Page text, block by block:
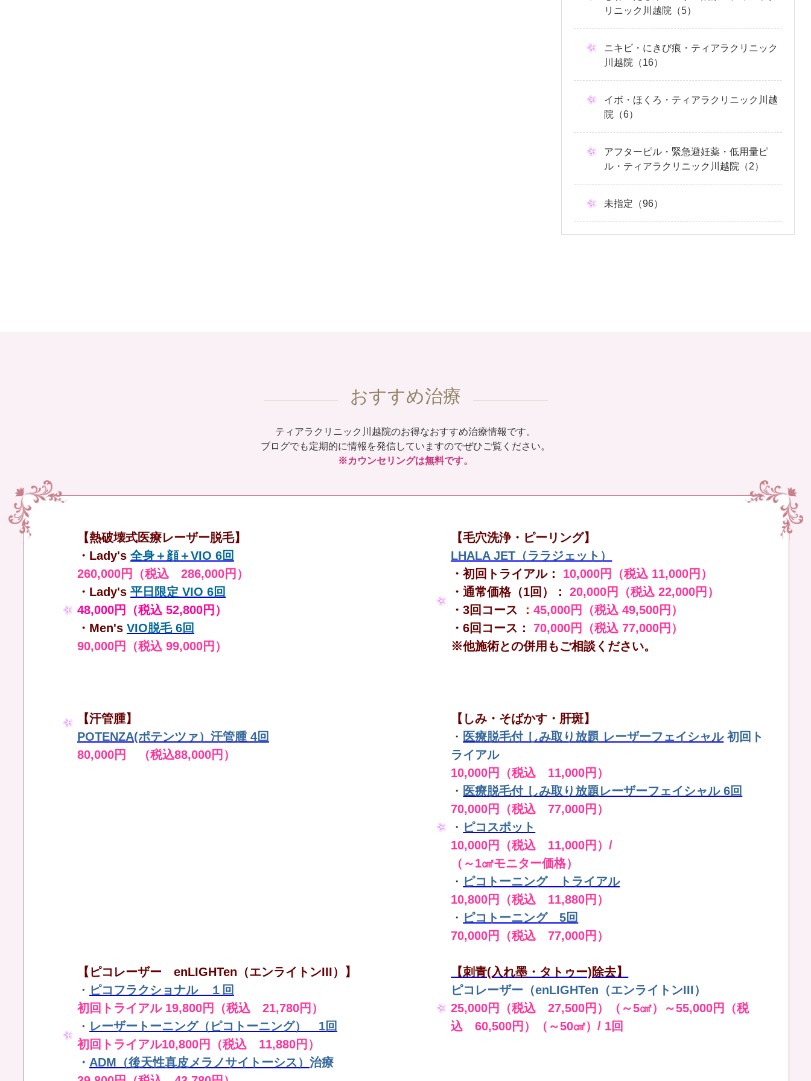
リニック川越院（5）
ニキビ・にきび痕・ティアラクリニック
川越院（16）
イボ・ほくろ・ティアラクリニック川越
院（6）
アフターピル・緊急避妊薬・低用量ピ
ル・ティアラクリニック川越院（2）
未指定（96）
おすすめ治療
ティアラクリニック川越院のお得なおすすめ治療情報です。
ブログでも定期的に情報を発信していますのでぜひご覧ください。
※カウンセリングは無料です。
【熱破壊式医療レーザー脱毛】
・Lady's 全身＋顔＋VIO 6回
260,000円（税込 286,000円）
・Lady's 平日限定 VIO 6回
48,000円（税込 52,800円）
・Men's VIO脱毛 6回
90,000円（税込 99,000円）
【毛穴洗浄・ピーリング】
LHALA JET（ララジェット）
・初回トライアル： 10,000円（税込 11,000円）
・通常価格（1回）：
20,000円（税込 22,000円）
・3回コース ：45,000円（税込 49,500円）
・6回コース：
70,000円（税込 77,000円）
※他施術との併用もご相談ください。
【汗管腫】
POTENZA(ポテンツァ）汗管腫 4回
80,000円 （税込88,000円）
【しみ・そばかす・肝斑】
・ 医療脱毛付 しみ取り放題 レーザーフェイシャル 初回ト
ライアル
10,000円（税込 11,000円）
・ 医療脱毛付 しみ取り放題レーザーフェイシャル 6回
70,000円（税込 77,000円）
・ ピコスポット
10,000円（税込 11,000円）/
（～1㎠モニター価格）
・ ピコトーニング トライアル
10,800円（税込 11,880円）
・ ピコトーニング 5回
70,000円（税込 77,000円）
【ピコレーザー enLIGHTen（エンライトンIII）】
・ ピコフラクショナル １回
初回トライアル 19,800円（税込 21,780円）
・ レーザートーニング（ピコトーニング） 1回
初回トライアル10,800円（税込 11,880円）
・ ADM（後天性真皮メラノサイトーシス） 治療
【刺青(入れ墨・タトゥー)除去】
ピコレーザー（enLIGHTen（エンライトンIII）
25,000円（税込 27,500円）（～5㎠）～55,000円（税
込 60,500円）（～50㎠）/ 1回